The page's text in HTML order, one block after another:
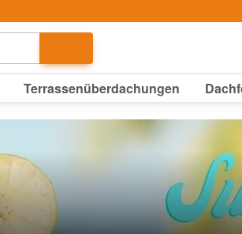
Terrassenüberdachungen